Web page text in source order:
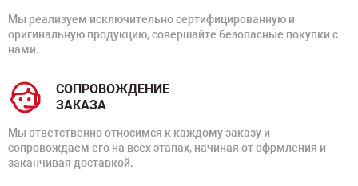
Мы реализуем исключительно сертифицированную и
оригинальную продукцию, совершайте безопасные покупки с
нами.
СОПРОВОЖДЕНИЕ
ЗАКАЗА
Мы ответственно относимся к каждому заказу и
сопровождаем его на всех этапах, начиная от офрмления и
заканчивая доставкой.